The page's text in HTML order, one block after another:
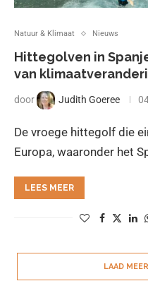
Natuur & Klimaat Nieuws
Hittegolven in
van
door Judith Goeree
De vroege hittegolf die
Europa, waaronder het
LEES MEER
LAAD